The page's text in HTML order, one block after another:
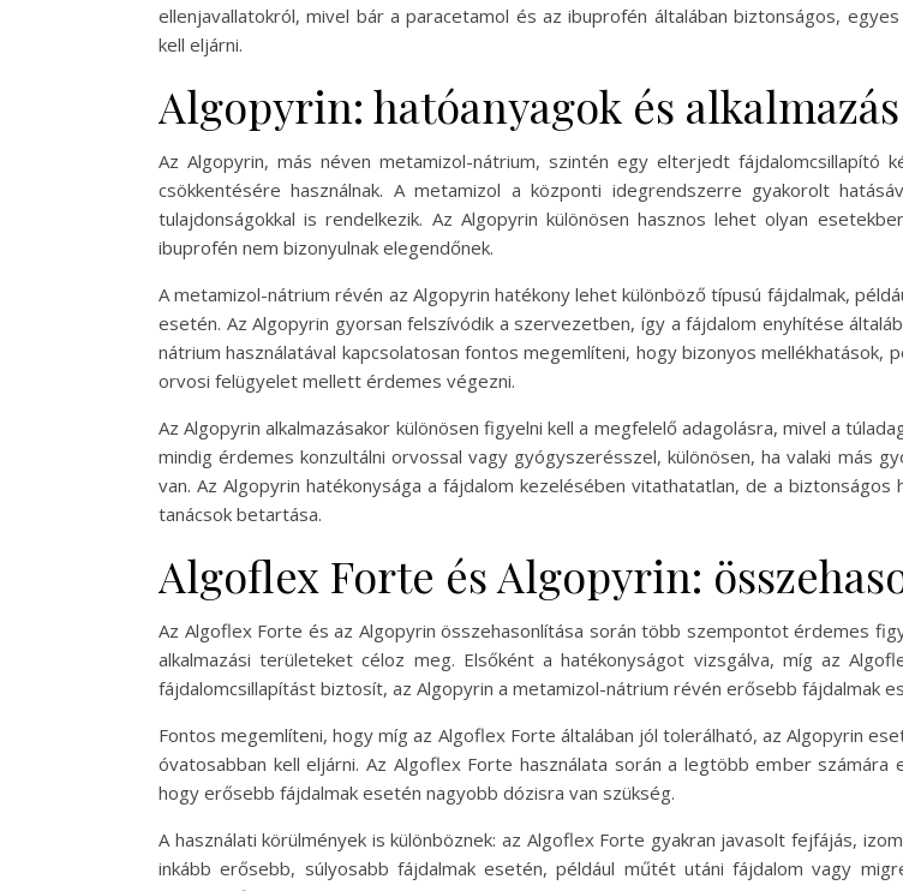
ellenjavallatokról, mivel bár a paracetamol és az ibuprofén általában biztonságos,
kell eljárni.
Algopyrin: hatóanyagok és alkalmazás
Az Algopyrin, más néven metamizol-nátrium, szintén egy elterjedt fájdalomcsillapító
csökkentésére használnak. A metamizol a központi idegrendszerre gyakorolt
tulajdonságokkal is rendelkezik. Az Algopyrin különösen hasznos lehet olyan
ibuprofén nem bizonyulnak elegendőnek.
A metamizol-nátrium révén az Algopyrin hatékony lehet különböző típusú fájdalmak,
esetén. Az Algopyrin gyorsan felszívódik a szervezetben, így a fájdalom enyhítése
nátrium használatával kapcsolatosan fontos megemlíteni, hogy bizonyos
orvosi felügyelet mellett érdemes végezni.
Az Algopyrin alkalmazásakor különösen figyelni kell a megfelelő adagolásra, mivel a
mindig érdemes konzultálni orvossal vagy gyógyszerésszel, különösen, ha valaki más
van. Az Algopyrin hatékonysága a fájdalom kezelésében vitathatatlan, de a
tanácsok betartása.
Algoflex Forte és Algopyrin:
Az Algoflex Forte és az Algopyrin összehasonlítása során több szempontot érdemes
alkalmazási területeket céloz meg. Elsőként a hatékonyságot vizsgálva, míg az
fájdalomcsillapítást biztosít, az Algopyrin a metamizol-nátrium révén erősebb fájdalmak
Fontos megemlíteni, hogy míg az Algoflex Forte általában jól tolerálható, az Algopyrin
óvatosabban kell eljárni. Az Algoflex Forte használata során a legtöbb ember
hogy erősebb fájdalmak esetén nagyobb dózisra van szükség.
A használati körülmények is különböznek: az Algoflex Forte gyakran javasolt fejfájás,
inkább erősebb, súlyosabb fájdalmak esetén, például műtét utáni fájdalom vagy